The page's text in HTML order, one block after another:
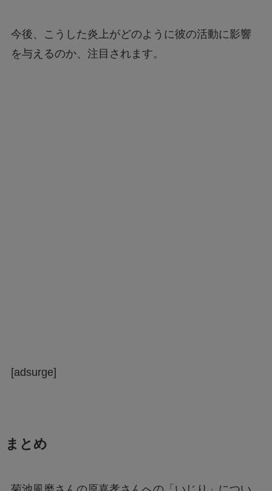
今後、こうした炎上がどのように彼の活動に影響
を与えるのか、注目されます。
[adsurge]
まとめ